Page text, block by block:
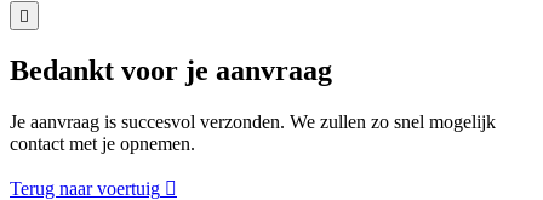
Bedankt voor je aanvraag
Je aanvraag is succesvol verzonden. We zullen zo snel mogelijk
contact met je opnemen.
Terug naar voertuig